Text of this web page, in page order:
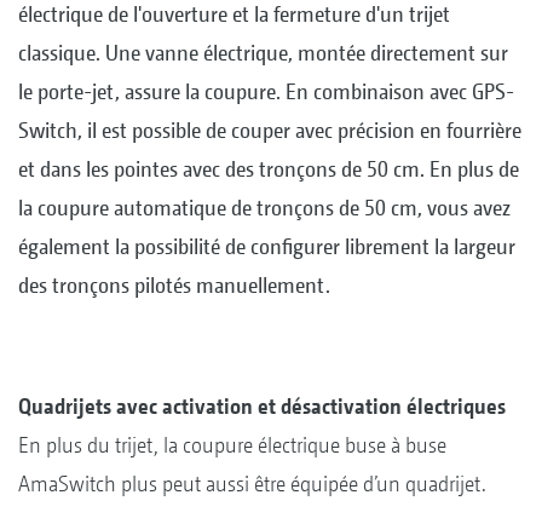
électrique de l'ouverture et la fermeture d'un trijet
classique. Une vanne électrique, montée directement sur
le porte-jet, assure la coupure. En combinaison avec GPS-
Switch, il est possible de couper avec précision en fourrière
et dans les pointes avec des tronçons de 50 cm. En plus de
la coupure automatique de tronçons de 50 cm, vous avez
également la possibilité de configurer librement la largeur
des tronçons pilotés manuellement.
Quadrijets avec activation et désactivation électriques
En plus du trijet, la coupure électrique buse à buse
AmaSwitch plus peut aussi être équipée d’un quadrijet.